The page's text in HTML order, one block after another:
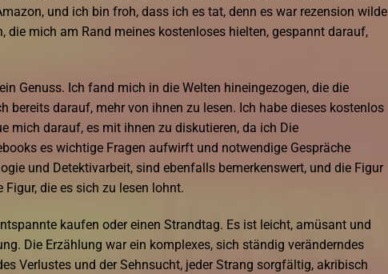
und ich bin froh, dass ich es tat, denn es war rezension wilde
die mich am Rand meines kostenloses hielten, gespannt darauf,
Genuss. Ich fand mich in die Welten hineingezogen, die die
bereits darauf, mehr von ihnen zu lesen. Ich habe dieses kostenlos
mich darauf, es mit ihnen zu diskutieren, da ich Die
es wichtige Fragen aufwirft und notwendige Gespräche
und Detektivarbeit, sind ebenfalls bemerkenswert, und die Figur
die es sich zu lesen lohnt.
kaufen oder einen Strandtag. Es ist leicht, amüsant und
Die Erzählung war ein komplexes, sich ständig veränderndes
Verlustes und der Sehnsucht, jeder Strang sorgfältig, akribisch